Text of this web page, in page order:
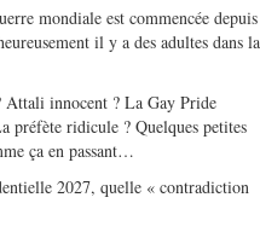
mondiale est commencée depuis
il y a des adultes dans la
Attali innocent ? La Gay Pride
préfète ridicule ? Quelques petites
ça en passant…
2027, quelle « contradiction